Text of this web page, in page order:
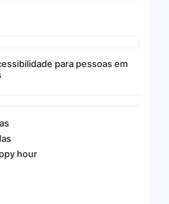
para pessoas em
hour